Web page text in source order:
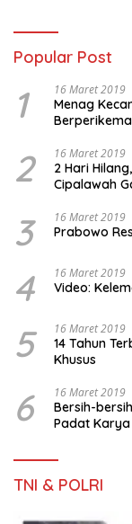
Popular Post
1 16 Maret 2019
Menag
2 16 Maret 2019
2 Hari
Cipalawah
3 16 Maret 2019
Prabowo
4 16 Maret 2019
Video:
5 16 Maret 2019
14 Tahun
Khusus
6 16 Maret 2019
Bersih-
Padat Karya
TNI & POLRI